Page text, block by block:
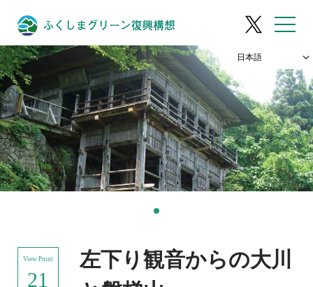
View Point
21
左下り観音からの大川